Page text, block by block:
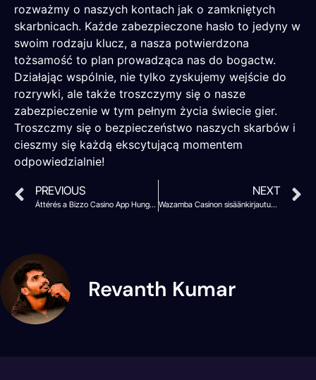
rozważmy o naszych kontach jak o zamkniętych
skarbnicach. Każde zabezpieczone hasło to jedyny w
swoim rodzaju klucz, a nasza potwierdzona
tożsamość to plan prowadząca nas do bogactw.
Działając wspólnie, nie tylko zyskujemy wejście do
rozrywki, ale także troszczymy się o nasze
zabezpieczenie w tym pełnym życia świecie gier.
Troszczmy się o bezpieczeństwo naszych skarbów i
cieszmy się każdą ekscytującą momentem
odpowiedzialnie!
PREVIOUS
Áttérés a Bizzo Casino App Hungary-ra
NEXT
Wazamba Casinon sisäänkirjautumistietojen perusteet suomalaisille asiakkaille
Revanth Kumar